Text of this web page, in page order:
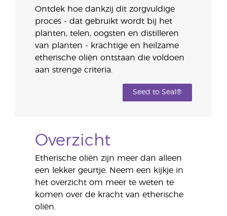
Ontdek hoe dankzij dit zorgvuldige
proces - dat gebruikt wordt bij het
planten, telen, oogsten en distilleren
van planten - krachtige en heilzame
etherische oliën ontstaan die voldoen
aan strenge criteria.
Seed to Seal®
Overzicht
Etherische oliën zijn meer dan alleen
een lekker geurtje. Neem een kijkje in
het overzicht om meer te weten te
komen over de kracht van etherische
oliën.